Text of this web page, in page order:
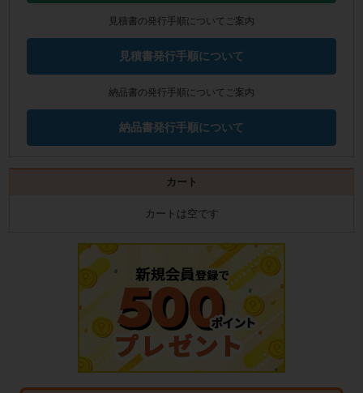
見積書の発行手順についてご案内
見積書発行手順について
納品書の発行手順についてご案内
納品書発行手順について
カート
カートは空です